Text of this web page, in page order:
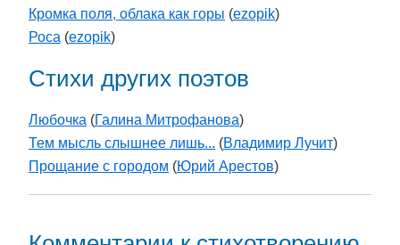
Кромка поля, облака как горы (ezopik)
Роса (ezopik)
Стихи других поэтов
Любочка (Галина Митрофанова)
Тем мысль слышнее лишь... (Владимир Лучит)
Прощание с городом (Юрий Арестов)